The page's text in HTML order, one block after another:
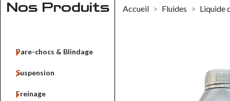
Accueil Fluides Liquide
Nos Produits
Pare-chocs & Blindage

Suspension

Freinage
